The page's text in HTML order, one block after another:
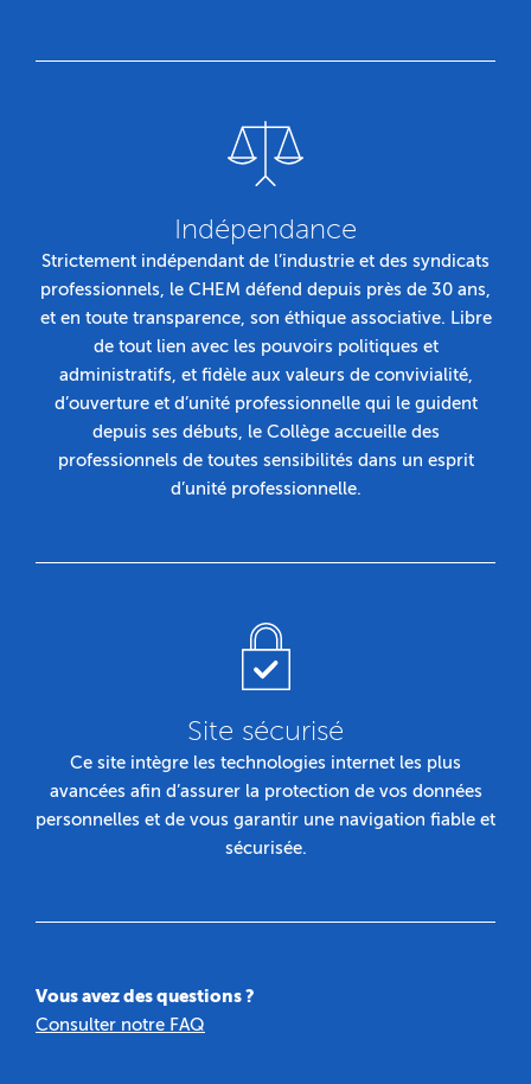
Indépendance
Strictement indépendant de l’industrie et des syndicats
professionnels, le CHEM défend depuis près de 30 ans,
et en toute transparence, son éthique associative. Libre
de tout lien avec les pouvoirs politiques et
administratifs, et fidèle aux valeurs de convivialité,
d’ouverture et d’unité professionnelle qui le guident
depuis ses débuts, le Collège accueille des
professionnels de toutes sensibilités dans un esprit
d’unité professionnelle.
Site sécurisé
Ce site intègre les technologies internet les plus
avancées afin d’assurer la protection de vos données
personnelles et de vous garantir une navigation fiable et
sécurisée.
Vous avez des questions ?
Consulter notre FAQ